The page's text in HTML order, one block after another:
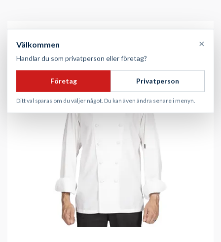
Välkommen ×
Handlar du som privatperson eller företag?
Företag Privatperson
Ditt val sparas om du väljer något. Du kan även ändra senare i menyn.